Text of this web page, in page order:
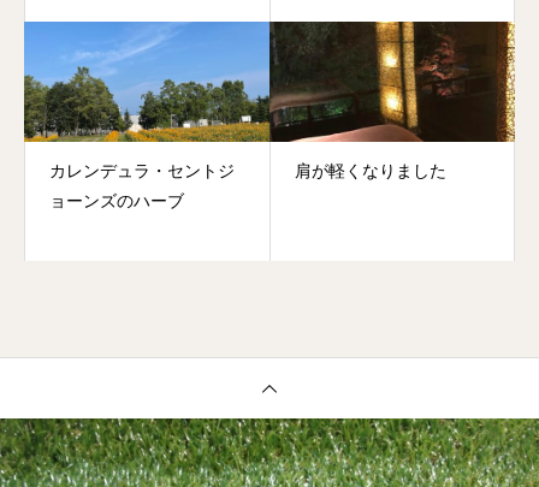
カレンデュラ・セントジ
ョーンズのハーブ
肩が軽くなりました